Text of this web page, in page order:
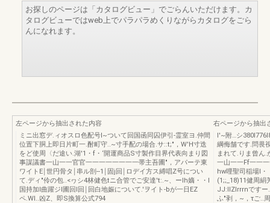
お探しのページは「カタログビュー」でごらんいただけます。カ
タログビューではweb上でパラパラめくりながらカタログをごら
んになれます。
左ページから抽出された内容
ミニ出窓デ.ィオスロ色配号I~ついて回国函同囚伊引-霊室ヨ.仲間
位置下胴上即日片町一.酎町守..~寸手配の場合.サ::t;"，W'H寸迭
をど使周〈だ途い.湖'1・f・‘開運商品S寸製作目界代表向まり図
事謀議書一山一一官官一一一一一一一一帯主吾圃"，アパーテ東
ワイトE￨世円骨タ￨串ル剖--1￨固j回￨ロデイ方ス縛唱Z号につい
て.ディ"伶の包..<ヮシ4林健色tニ合管でご安達't:.~、ーlh嫡・・l
国持加l曲躍ジl圃回l回￨回白地娠について.'ヲイト-bが一日EZ
ペ.Wl..凶Z、即S換算公式794
右ページから抽出
I'~附…シ
綱侮舗です.問畏
まれて.りま曾ん
一山一一Ff一一
hw哩聖司稲場l・
(1;;_18)11健周
JJ:IIZlrrrnですー
ふ"剥，~，τご..